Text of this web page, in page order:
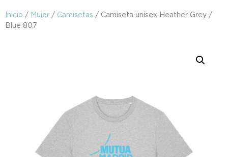
Inicio / Mujer / Camisetas / Camiseta unisex Heather Grey /
Blue 807